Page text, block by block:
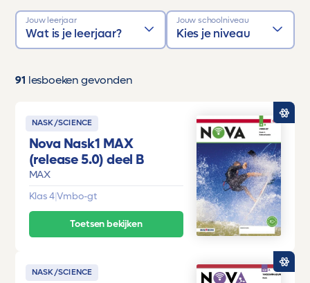
Jouw leerjaar
Wat is je leerjaar?
Jouw schoolniveau
Kies je niveau
91 lesboeken gevonden
NASK/SCIENCE
Nova Nask1 MAX
(release 5.0) deel B
MAX
Klas 4|Vmbo-gt
Toetsen bekijken
NASK/SCIENCE